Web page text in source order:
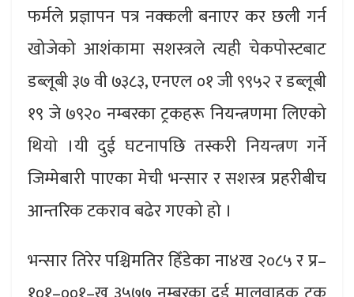
फर्मले प्रज्ञापन पत्र नक्कली बनाएर कर छली गर्न
खोजेको आशंकामा सशस्त्रले त्यही चेकपोस्टबाट
डब्लूबी ३७ वी ७३८३, एनएल ०१ जी ९९५२ र डब्लूबी
१९ जे ७९२० नम्बरका ट्रकहरू नियन्त्रणमा लिएको
थियो ।यी दुई घटनापछि तस्करी नियन्त्रण गर्ने
जिम्मेबारी पाएका मेची भन्सार र सशस्त्र प्रहरीबीच
आन्तरिक टकराव बढेर गएको हो ।
भन्सार तिरेर पश्चिमतिर हिँडेका ना४ख २०८५ र प्र–